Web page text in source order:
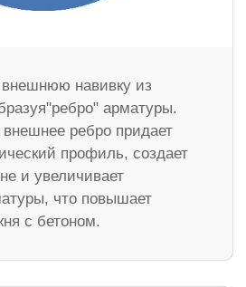
навивку из
арматуры.
ребро придает
профиль, создает
и увеличивает
что повышает
с бетоном.